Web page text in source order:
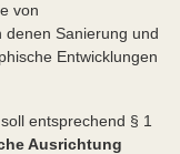
von
Sanierung und
Entwicklungen
entsprechend § 1
Ausrichtung